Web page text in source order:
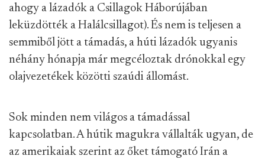
ahogy a lázadók a Csillagok Háborújában
leküzdötték a Halálcsillagot). És nem is teljesen a
semmiből jött a támadás, a húti lázadók ugyanis
néhány hónapja már megcéloztak drónokkal egy
olajvezetékek közötti szaúdi állomást.
Sok minden nem világos a támadással
kapcsolatban. A hútik magukra vállalták ugyan, de
az amerikaiak szerint az őket támogató Irán a